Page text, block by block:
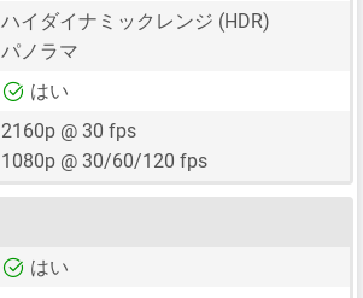
ハイダイナミックレンジ (HDR)
パノラマ
はい
2160p @ 30 fps
1080p @ 30/60/120 fps
はい